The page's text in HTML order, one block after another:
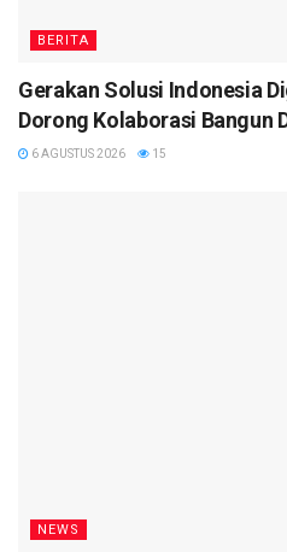
BERITA
Gerakan Solusi Indonesia
Dorong Kolaborasi Bangun
6 AGUSTUS 2026 15
NEWS